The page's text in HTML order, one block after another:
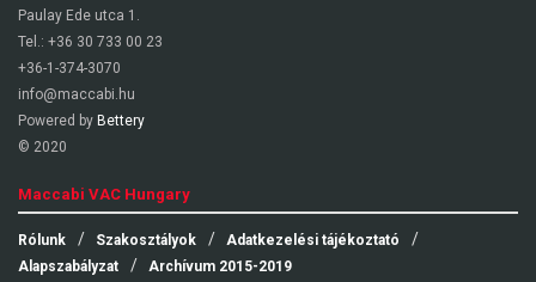
Paulay Ede utca 1.
Tel.: +36 30 733 00 23
+36-1-374-3070
info@maccabi.hu
Powered by Bettery
© 2020
Maccabi VAC Hungary
Rólunk Szakosztályok
Adatkezelési tájékoztató
Alapszabályzat
Archívum 2015-2019